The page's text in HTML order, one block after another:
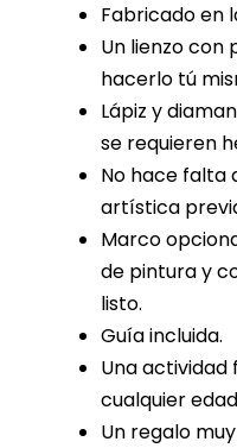
Fabricado en
Un lienzo con
hacerlo tú
Lápiz y
se requieren
No hace falta
artística
Marco
de pintura y
listo.
Guía incluida.
Una
cualquier
Un regalo